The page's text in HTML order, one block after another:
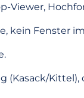
Viewer,
kein Fenster
Kittel),